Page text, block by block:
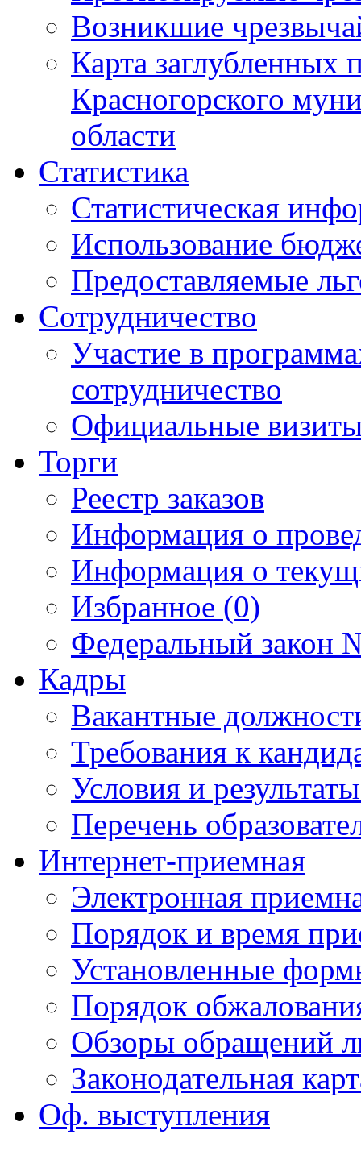
Возникшие
Карта
Красногорского
области
Статистика
Статистическая
Использование
Предоставляемые
Сотрудничество
Участие в
сотрудничество
Официальные
Торги
Реестр заказов
Информация о
Информация о
Избранное (0)
Федеральный закон
Кадры
Вакантные
Требования к
Условия и
Перечень
Интернет-приемная
Электронная
Порядок и время
Установленные
Порядок
Обзоры обращений
Законодательная
Оф. выступления